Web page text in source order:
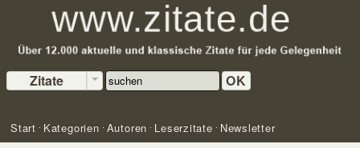
Zitate OK
Start Kategorien Autoren Leserzitate Newsletter